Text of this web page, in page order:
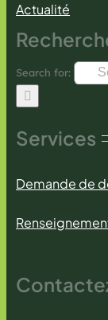
Actualité
Search for:
Services
Demande de